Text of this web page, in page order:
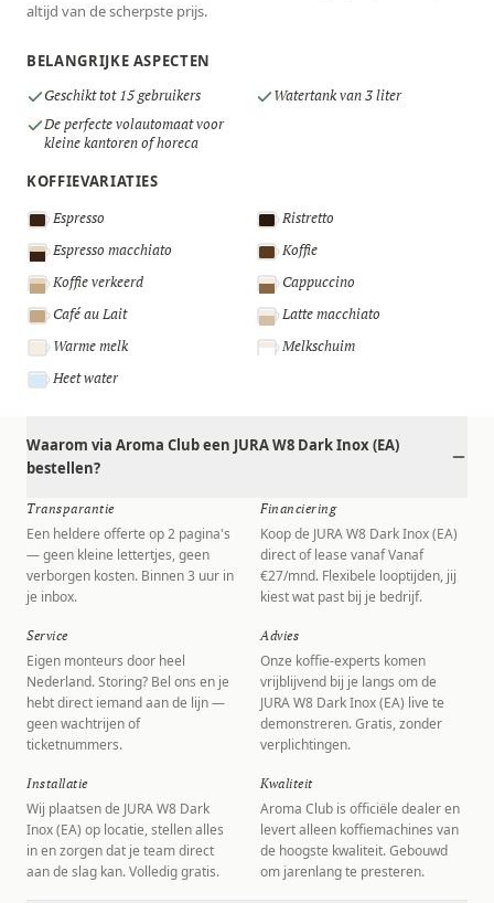
altijd van de scherpste prijs.
BELANGRIJKE ASPECTEN
Geschikt tot 15 gebruikers
Watertank van 3 liter
De perfecte volautomaat voor
kleine kantoren of horeca
KOFFIEVARIATIES
Espresso
Ristretto
Espresso macchiato
Koffie
Koffie verkeerd
Cappuccino
Café au Lait
Latte macchiato
Warme melk
Melkschuim
Heet water
Waarom via Aroma Club een JURA W8 Dark Inox (EA)
bestellen?
Transparantie
Een heldere offerte op 2 pagina's
— geen kleine lettertjes, geen
verborgen kosten. Binnen 3 uur in
je inbox.
Financiering
Koop de JURA W8 Dark Inox (EA)
direct of lease vanaf Vanaf
€27/mnd. Flexibele looptijden, jij
kiest wat past bij je bedrijf.
Service
Eigen monteurs door heel
Nederland. Storing? Bel ons en je
hebt direct iemand aan de lijn —
geen wachtrijen of
ticketnummers.
Advies
Onze koffie-experts komen
vrijblijvend bij je langs om de
JURA W8 Dark Inox (EA) live te
demonstreren. Gratis, zonder
verplichtingen.
Installatie
Wij plaatsen de JURA W8 Dark
Inox (EA) op locatie, stellen alles
in en zorgen dat je team direct
aan de slag kan. Volledig gratis.
Kwaliteit
Aroma Club is officiële dealer en
levert alleen koffiemachines van
de hoogste kwaliteit. Gebouwd
om jarenlang te presteren.